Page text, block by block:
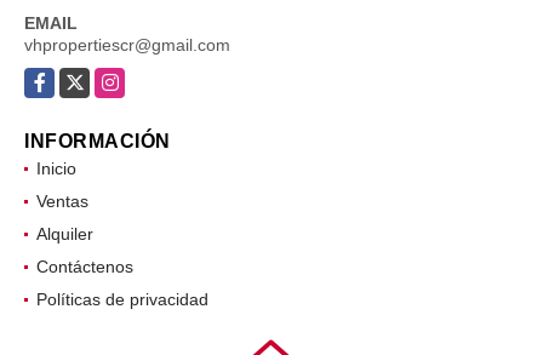
EMAIL
vhpropertiescr@gmail.com
Facebook
X Instagram
INFORMACIÓN
Inicio
Ventas
Alquiler
Contáctenos
Políticas de privacidad